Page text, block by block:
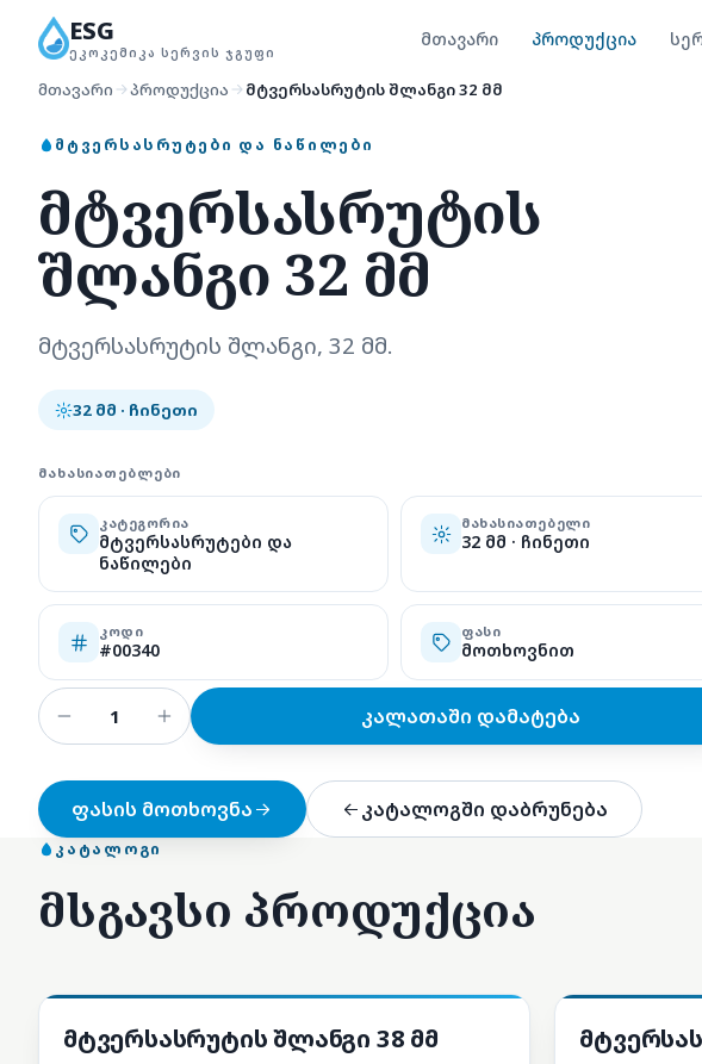
ESG
ᲔᲙᲝᲙᲔᲛᲘᲙᲐ ᲡᲔᲠᲕᲘᲡ ᲯᲒᲣᲤᲘ
მთავარი პროდუქცია
მთავარი პროდუქცია მტვერსასრუტის შლანგი 32 მმ
ᲛᲢᲕᲔᲠᲡᲐᲡᲠᲣᲢᲔᲑᲘ ᲓᲐ ᲜᲐᲬᲘᲚᲔᲑᲘ
მტვერსასრუტის
შლანგი 32 მმ
მტვერსასრუტის შლანგი, 32 მმ.
32 მმ · ჩინეთი
ᲛᲐᲮᲐᲡᲘᲐᲗᲔᲑᲚᲔᲑᲘ
ᲙᲐᲢᲔᲒᲝᲠᲘᲐ
მტვერსასრუტები და
ნაწილები
ᲛᲐᲮᲐᲡᲘᲐᲗᲔᲑᲔᲚᲘ
32 მმ · ჩინეთი
ᲙᲝᲓᲘ
#00340
ᲤᲐᲡᲘ
მოთხოვნით
კალათაში დამატება
ფასის მოთხოვნა კატალოგში დაბრუნება
ᲙᲐᲢᲐᲚᲝᲒᲘ
მსგავსი პროდუქცია
მტვერსასრუტები და ნაწილები
მტვერსასრუტის შლანგი 38 მმ